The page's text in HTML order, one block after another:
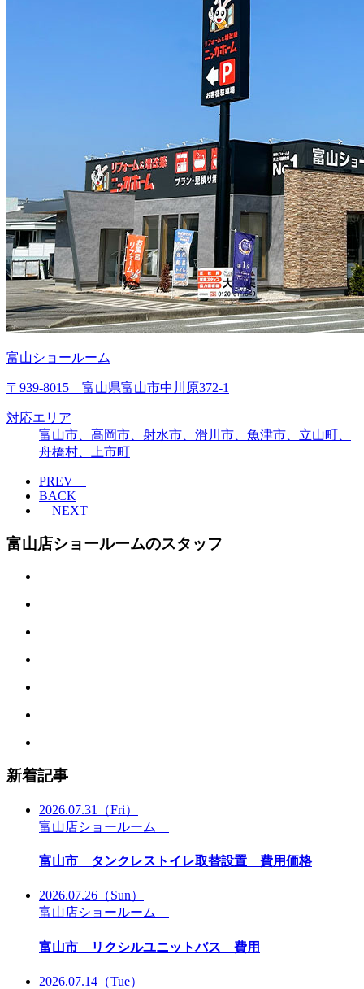
富山ショールーム
〒939-8015 富山県富山市中川原372-1
対応エリア
富山市、高岡市、射水市、滑川市、魚津市、立山町、
舟橋村、上市町
PREV
BACK
NEXT
富山店ショールームのスタッフ
新着記事
2026.07.31
（Fri）
富山店ショールーム
富山市 タンクレストイレ取替設置 費用価格
2026.07.26 （Sun）
富山店ショールーム
富山市 リクシルユニットバス 費用
2026.07.14 （Tue）